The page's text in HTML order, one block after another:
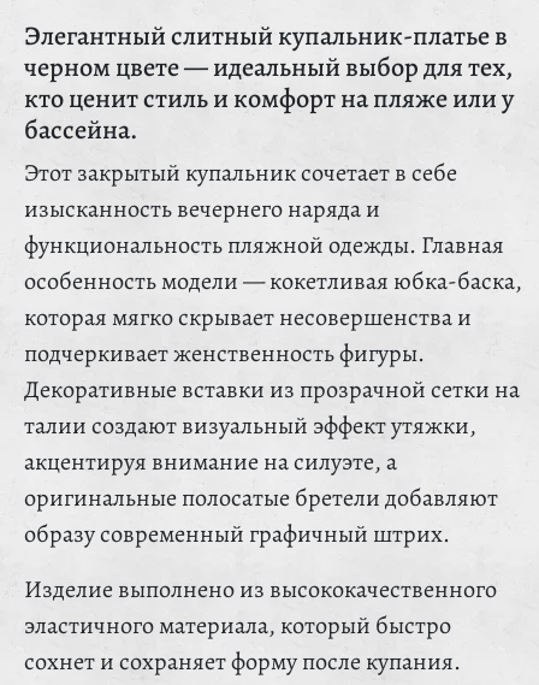
Элегантный слитный купальник-платье в
черном цвете — идеальный выбор для тех,
кто ценит стиль и комфорт на пляже или у
бассейна.
Этот закрытый купальник сочетает в себе
изысканность вечернего наряда и
функциональность пляжной одежды. Главная
особенность модели — кокетливая юбка-баска,
которая мягко скрывает несовершенства и
подчеркивает женственность фигуры.
Декоративные вставки из прозрачной сетки на
талии создают визуальный эффект утяжки,
акцентируя внимание на силуэте, а
оригинальные полосатые бретели добавляют
образу современный графичный штрих.
Изделие выполнено из высококачественного
эластичного материала, который быстро
сохнет и сохраняет форму после купания.